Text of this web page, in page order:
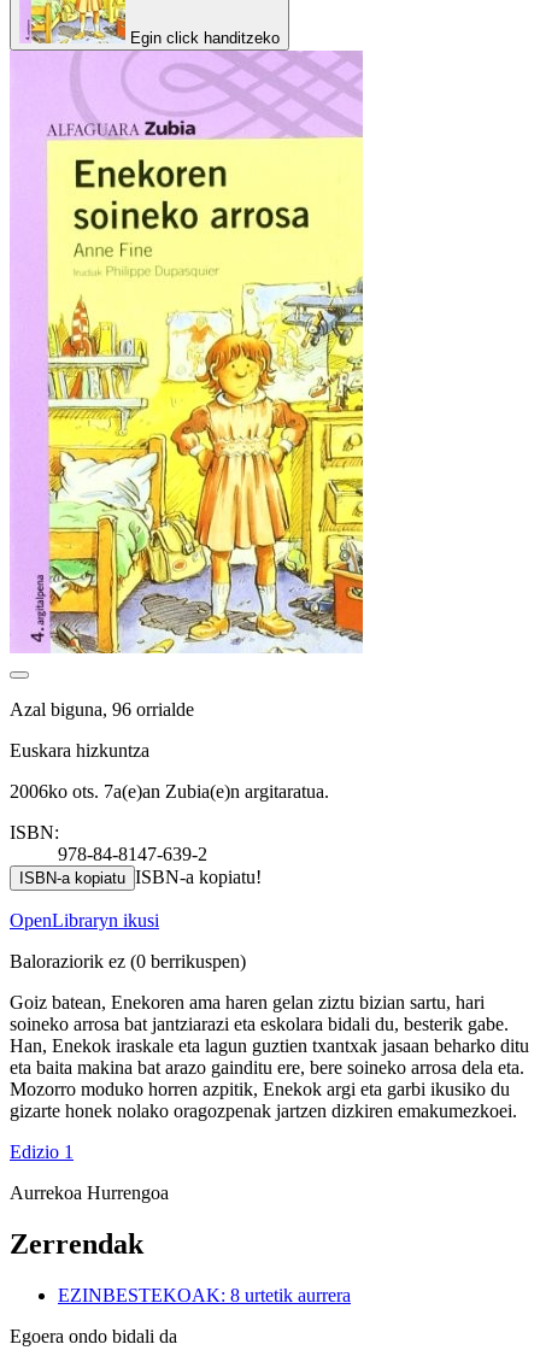
Egin click handitzeko
Azal biguna, 96 orrialde
Euskara hizkuntza
2006ko ots. 7a(e)an Zubia(e)n argitaratua.
ISBN:
978-84-8147-639-2
ISBN-a kopiatu ISBN-a kopiatu!
OpenLibraryn ikusi
Baloraziorik ez (0 berrikuspen)
Goiz batean, Enekoren ama haren gelan ziztu bizian sartu, hari
soineko arrosa bat jantziarazi eta eskolara bidali du, besterik gabe.
Han, Enekok iraskale eta lagun guztien txantxak jasaan beharko ditu
eta baita makina bat arazo gainditu ere, bere soineko arrosa dela eta.
Mozorro moduko horren azpitik, Enekok argi eta garbi ikusiko du
gizarte honek nolako oragozpenak jartzen dizkiren emakumezkoei.
Edizio 1
Aurrekoa Hurrengoa
Zerrendak
EZINBESTEKOAK: 8 urtetik aurrera
Egoera ondo bidali da